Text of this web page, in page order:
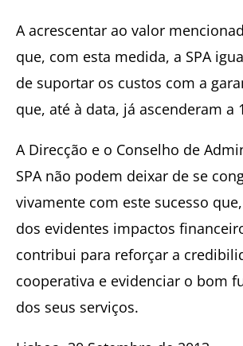
A acrescentar ao valor
que, com esta medida, a SPA
de suportar os custos com a
que, até à data, já ascenderam a
A Direcção e o Conselho de
SPA não podem deixar de se
vivamente com este sucesso
dos evidentes impactos
contribui para reforçar a
cooperativa e evidenciar o bom
dos seus serviços.